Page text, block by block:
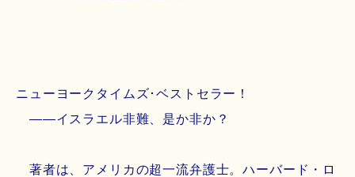
ニューヨークタイムズ･ベストセラー！
――イスラエル非難、是か非か？
著者は、アメリカの超一流弁護士。ハーバード・ロ